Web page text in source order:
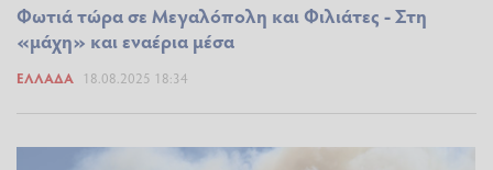
Φωτιά τώρα σε Μεγαλόπολη και Φιλιάτες - Στη
«μάχη» και εναέρια μέσα
ΕΛΛΆΔΑ 18.08.2025 18:34